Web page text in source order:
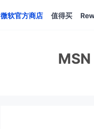
微软官方商店 值得买